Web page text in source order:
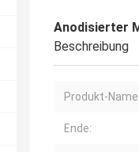
Anodisierter
Beschreibung
Produkt-Name:
Ende: